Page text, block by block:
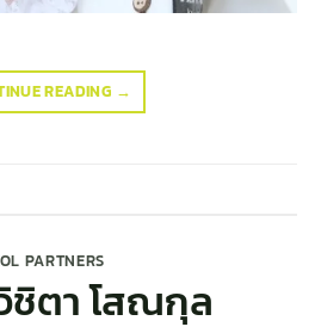
READING →
PARTNERS
ชิตา โสณกุล